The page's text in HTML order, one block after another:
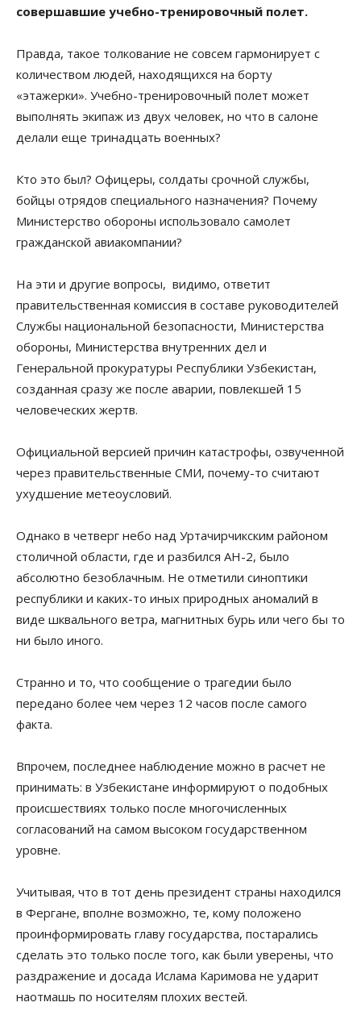
совершавшие учебно-тренировочный полет.
Правда, такое толкование не совсем гармонирует с
количеством людей, находящихся на борту
«этажерки». Учебно-тренировочный полет может
выполнять экипаж из двух человек, но что в салоне
делали еще тринадцать военных?
Кто это был? Офицеры, солдаты срочной службы,
бойцы отрядов специального назначения? Почему
Министерство обороны использовало самолет
гражданской авиакомпании?
На эти и другие вопросы, видимо, ответит
правительственная комиссия в составе руководителей
Службы национальной безопасности, Министерства
обороны, Министерства внутренних дел и
Генеральной прокуратуры Республики Узбекистан,
созданная сразу же после аварии, повлекшей 15
человеческих жертв.
Официальной версией причин катастрофы, озвученной
через правительственные СМИ, почему-то считают
ухудшение метеоусловий.
Однако в четверг небо над Уртачирчикским районом
столичной области, где и разбился АН-2, было
абсолютно безоблачным. Не отметили синоптики
республики и каких-то иных природных аномалий в
виде шквального ветра, магнитных бурь или чего бы то
ни было иного.
Странно и то, что сообщение о трагедии было
передано более чем через 12 часов после самого
факта.
Впрочем, последнее наблюдение можно в расчет не
принимать: в Узбекистане информируют о подобных
происшествиях только после многочисленных
согласований на самом высоком государственном
уровне.
Учитывая, что в тот день президент страны находился
в Фергане, вполне возможно, те, кому положено
проинформировать главу государства, постарались
сделать это только после того, как были уверены, что
раздражение и досада Ислама Каримова не ударит
наотмашь по носителям плохих вестей.